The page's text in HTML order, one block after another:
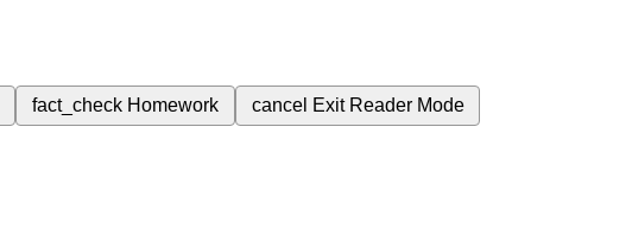
fact_check Homework cancel Exit Reader Mode